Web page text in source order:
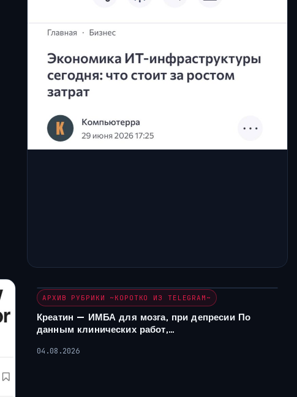
АРХИВ РУБРИКИ ~КОРОТКО ИЗ TELEGRAM~
Креатин — ИМБА для мозга, при депресии По
данным клинических работ,…
04.08.2026